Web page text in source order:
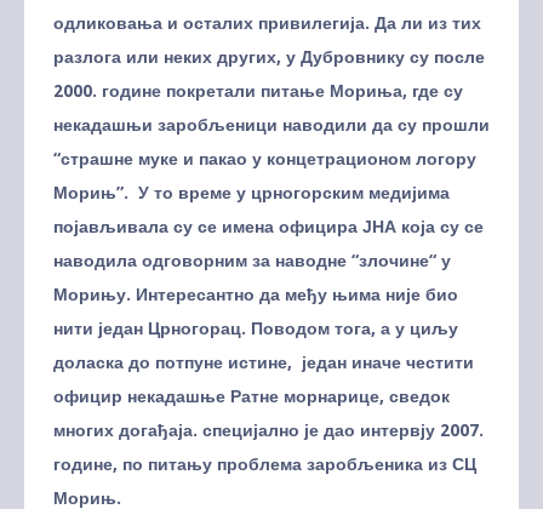
одликовања и осталих привилегија. Да ли из тих
разлога или неких других, у Дубровнику су после
2000. године покретали питање Мориња, где су
некадашњи заробљеници наводили да су прошли
“страшне муке и пакао у концетрационом логору
Морињ”. У то време у црногорским медијима
појављивала су се имена официра ЈНА која су се
наводила одговорним за наводне “злочине“ у
Морињу. Интересантно да међу њима није био
нити један Црногорац. Поводом тога, а у циљу
доласка до потпуне истине, један иначе честити
официр некадашње Ратне морнарице, сведок
многих догађаја. специјално је дао интервју 2007.
године, по питању проблема заробљеника из СЦ
Морињ.